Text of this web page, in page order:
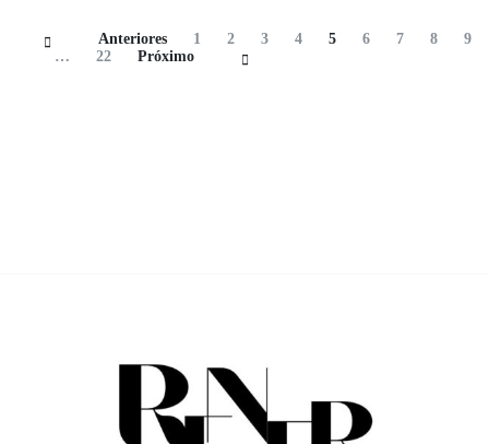
Navegação
de
Anteriores Página
1 Página
2 Página
3 Página
4 Página
5 Página
6 Página
7 Página
8
9
…
Página
22 Próximo